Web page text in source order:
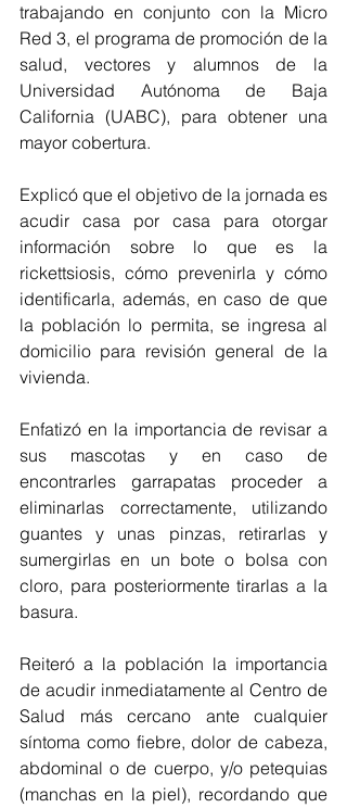
trabajando en conjunto con la Micro
Red 3, el programa de promoción de la
salud, vectores y alumnos de la
Universidad Autónoma de Baja
California (UABC), para obtener una
mayor cobertura.
Explicó que el objetivo de la jornada es
acudir casa por casa para otorgar
información sobre lo que es la
rickettsiosis, cómo prevenirla y cómo
identificarla, además, en caso de que
la población lo permita, se ingresa al
domicilio para revisión general de la
vivienda.
Enfatizó en la importancia de revisar a
sus mascotas y en caso de
encontrarles garrapatas proceder a
eliminarlas correctamente, utilizando
guantes y unas pinzas, retirarlas y
sumergirlas en un bote o bolsa con
cloro, para posteriormente tirarlas a la
basura.
Reiteró a la población la importancia
de acudir inmediatamente al Centro de
Salud más cercano ante cualquier
síntoma como fiebre, dolor de cabeza,
abdominal o de cuerpo, y/o petequias
(manchas en la piel), recordando que